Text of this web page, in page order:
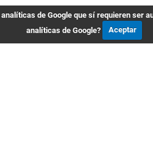
de Google que sí requieren
analíticas de Google?
Aceptar